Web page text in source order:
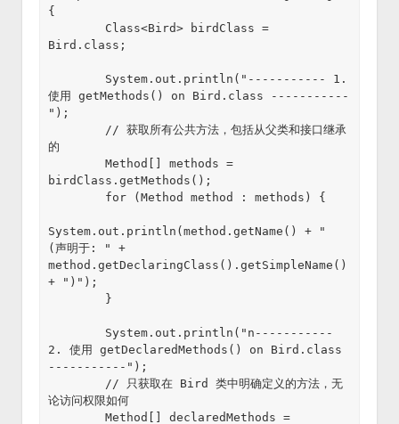
{
Bird.class;
使用 getMethods() on Bird.class -----------
");
的
        Method[] methods =
birdClass.getMethods();
System.out.println(method.getName() + "
(声明于: " +
method.getDeclaringClass().getSimpleName()
+ ")");
2. 使用 getDeclaredMethods() on Bird.class
-----------");
论访问权限如何
        Method[] declaredMethods =